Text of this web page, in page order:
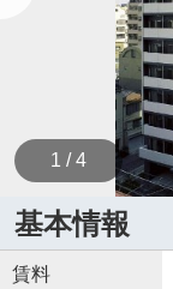
1 / 4
基本情報
賃料